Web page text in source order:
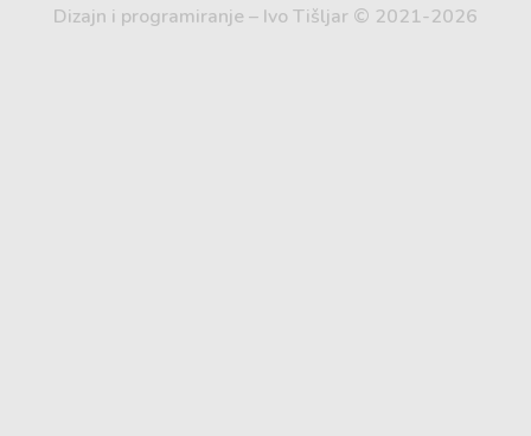
Dizajn i programiranje – Ivo Tišljar © 2021-2026